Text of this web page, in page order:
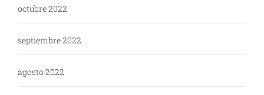
octubre 2022
septiembre 2022
agosto 2022